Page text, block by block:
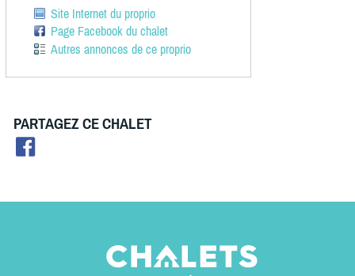
Site Internet du proprio
Page Facebook du chalet
Autres annonces de ce proprio
PARTAGEZ CE CHALET